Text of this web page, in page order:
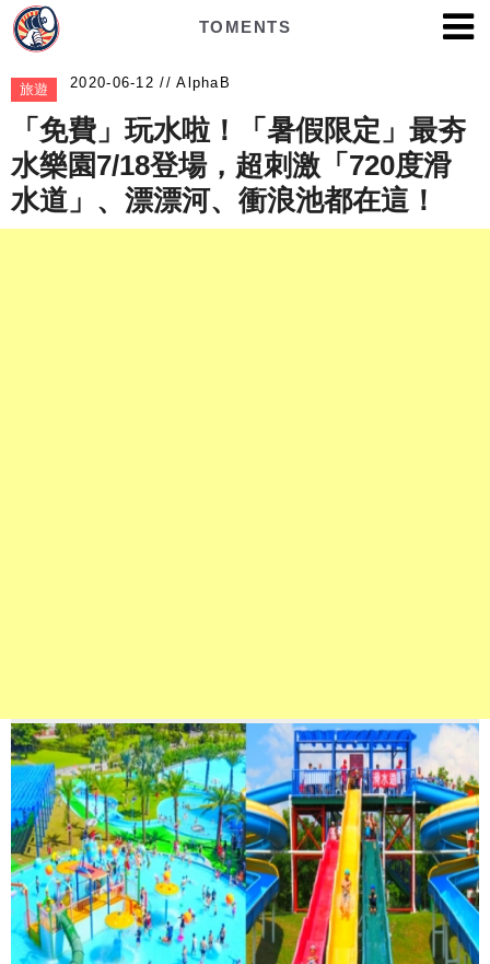
TOMENTS
旅遊 AlphaB
「免費」玩水啦！「暑假限定」最夯
水樂園7/18登場，超刺激「720度滑
水道」、漂漂河、衝浪池都在這！